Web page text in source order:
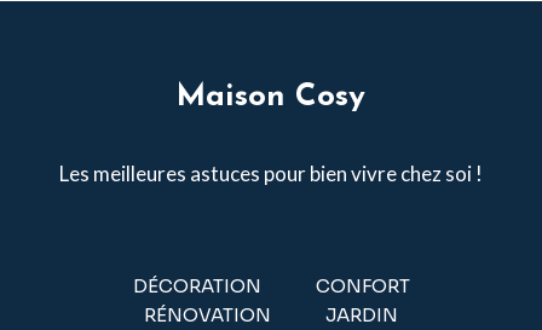
Maison Cosy
Les meilleures astuces pour bien vivre chez soi !
DÉCORATION
CONFORT
RÉNOVATION
JARDIN